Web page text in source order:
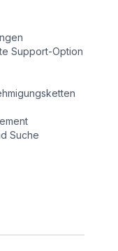
Support-Option
Suche